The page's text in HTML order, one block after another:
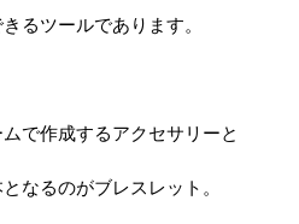
るツールであります。
で作成するアクセサリーと
なるのがブレスレット。